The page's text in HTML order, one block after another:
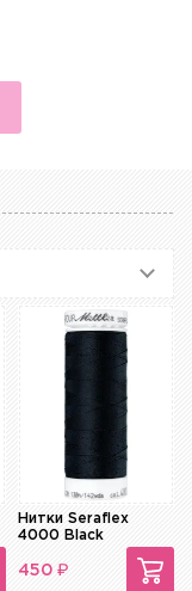
Нитки Seraflex
4000 Black
450 ₽